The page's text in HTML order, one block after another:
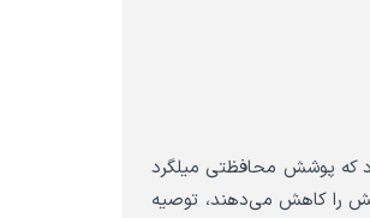
که پوشش محافظتی میلگرد
را کاهش می‌دهند، توصیه